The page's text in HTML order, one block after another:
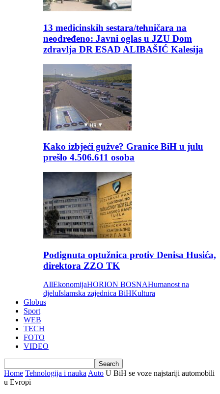
13 medicinskih sestara/tehničara na
neodređeno: Javni oglas u JZU Dom
zdravlja DR ESAD ALIBAŠIĆ Kalesija
Kako izbjeći gužve? Granice BiH u julu
prešlo 4.506.611 osoba
Podignuta optužnica protiv Denisa Husića,
direktora ZZO TK
AllEkonomijaHORION BOSNAHumanost na
djeluIslamska zajednica BiHKultura
Globus
Sport
WEB
TECH
FOTO
VIDEO
Home Tehnologija i nauka Auto U BiH se voze najstariji automobili
u Evropi